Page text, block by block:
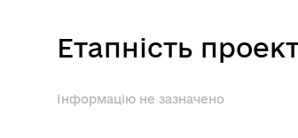
Етапність
Інформацію не зазначено